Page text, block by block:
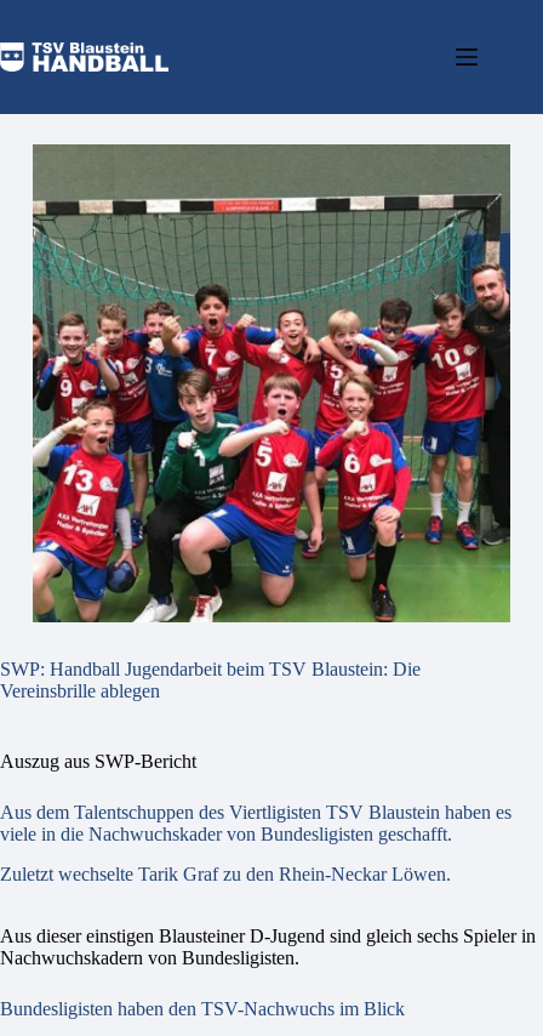
SWP: Handball Jugendarbeit beim TSV Blaustein: Die
Vereinsbrille ablegen
Auszug aus SWP-Bericht
Aus dem Talentschuppen des Viertligisten TSV Blaustein haben es
viele in die Nachwuchskader von Bundesligisten geschafft.
Zuletzt wechselte Tarik Graf zu den Rhein-Neckar Löwen.
Aus dieser einstigen Blausteiner D-Jugend sind gleich sechs Spieler in
Nachwuchskadern von Bundesligisten.
Bundesligisten haben den TSV-Nachwuchs im Blick